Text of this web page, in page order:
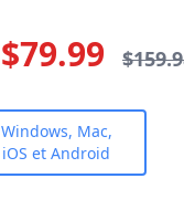
$79.99
Windows, Mac,
iOS et Android